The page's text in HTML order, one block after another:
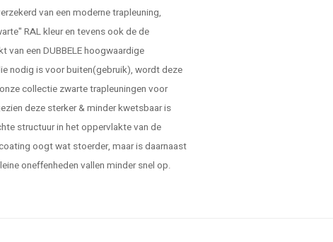
van een moderne trapleuning,
RAL kleur en tevens ook de de
een DUBBELE hoogwaardige
nodig is voor buiten(gebruik), wordt deze
collectie zwarte trapleuningen voor
deze sterker & minder kwetsbaar is
structuur in het oppervlakte van de
oogt wat stoerder, maar is daarnaast
oneffenheden vallen minder snel op.